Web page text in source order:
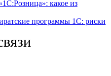
какое из
программы 1С: риски